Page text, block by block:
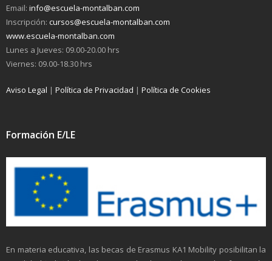
Email: info@escuela-montalban.com
Inscripción: cursos@escuela-montalban.com
www.escuela-montalban.com
Lunes a Jueves: 09.00-20.00 hrs
Viernes: 09.00-18.30 hrs
Aviso Legal | Política de Privacidad | Política de Cookies
Formación E/LE
En materia educativa, las becas de Erasmus KA1 Mobility posibilitan la